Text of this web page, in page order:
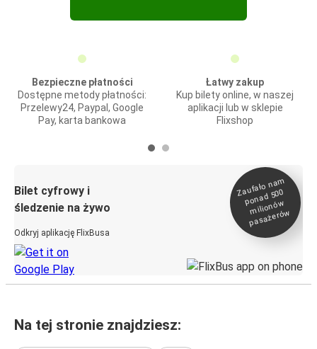
Bezpieczne płatności
Dostępne metody płatności:
Przelewy24, Paypal, Google
Pay, karta bankowa
Łatwy zakup
Kup bilety online, w naszej
aplikacji lub w sklepie
Flixshop
Bilet cyfrowy i
śledzenie na żywo
Odkryj aplikację FlixBusa
Zaufało na
m
ponad 500
milionó
w
pasażeró
w
Na tej stronie znajdziesz: